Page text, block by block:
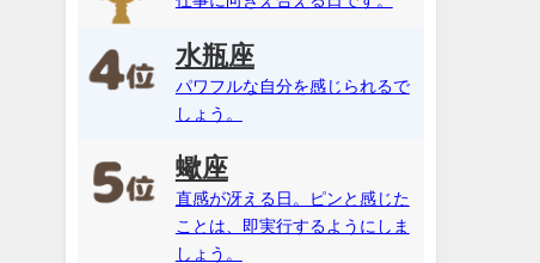
水瓶座
パワフルな自分を感じられるで
しょう。
蠍座
直感が冴える日。ピンと感じた
ことは、即実行するようにしま
しょう。